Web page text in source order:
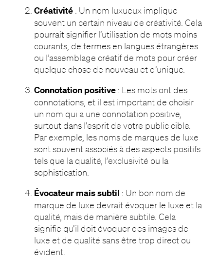
Créativité: Un nom luxueux implique
souvent un certain niveau de créativité. Cela
pourrait signifier l’utilisation de mots moins
courants, de termes en langues étrangères
ou l’assemblage créatif de mots pour créer
quelque chose de nouveau et d’unique.
Connotation positive: Les mots ont des
connotations, et il est important de choisir
un nom qui a une connotation positive,
surtout dans l’esprit de votre public cible.
Par exemple, les noms de marques de luxe
sont souvent associés à des aspects positifs
tels que la qualité, l’exclusivité ou la
sophistication.
Évocateur mais subtil : Un bon nom de
marque de luxe devrait évoquer le luxe et la
qualité, mais de manière subtile. Cela
signifie qu’il doit évoquer des images de
luxe et de qualité sans être trop direct ou
évident.